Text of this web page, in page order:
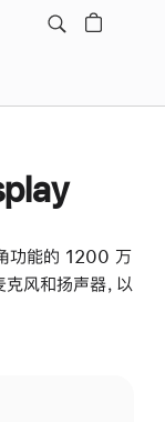
功能的 1200 万
风和扬声器，以